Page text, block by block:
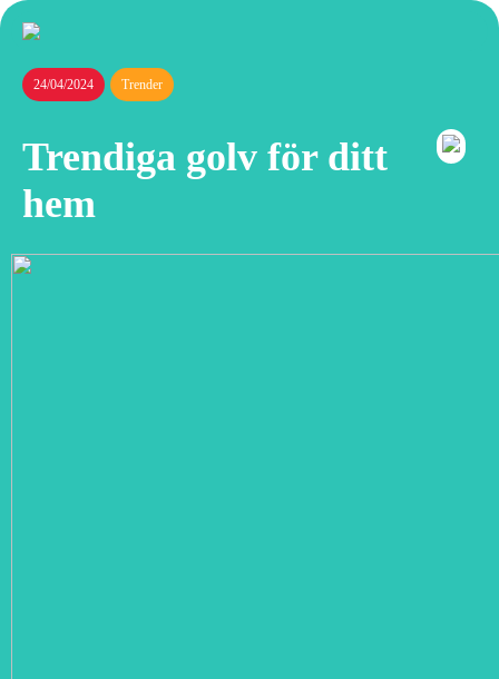
24/04/2024 Trender
Trendiga golv för ditt
hem